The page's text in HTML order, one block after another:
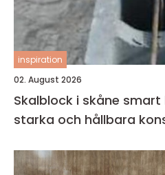
inspiration
02. August 2026
Skalblock i skåne smart byggsystem för
starka och hållbara